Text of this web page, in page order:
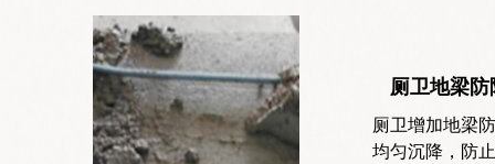
厕卫地梁
厕卫增加地梁
均匀沉降，防